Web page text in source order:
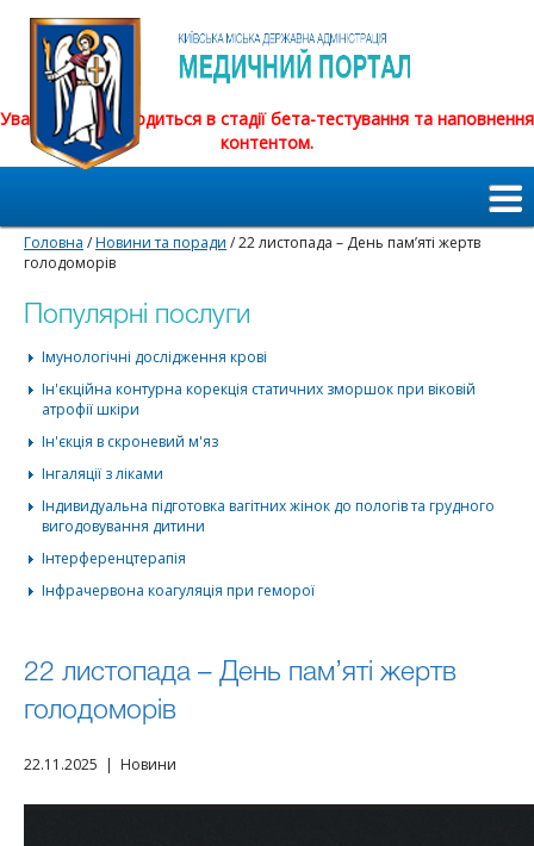
Увага! Сайт знаходиться в стадії бета-тестування та наповнення
контентом.
Головна /Новини та поради / 22 листопада – День пам’ятi жертв
голодоморiв
Популярні послуги
Імунологічні дослідження крові
Ін'єкційна контурна корекція статичних зморшок при віковій
атрофії шкіри
Ін'єкція в скроневий м'яз
Інгаляції з ліками
Індивидуальна підготовка вагітних жінок до пологів та грудного
вигодовування дитини
Інтерференцтерапія
Інфрачервона коагуляція при геморої
22 листопада – День пам’ятi жертв
голодоморiв
22.11.2025 | Новини